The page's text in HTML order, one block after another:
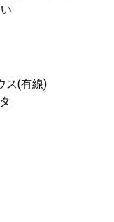
ス(有線)